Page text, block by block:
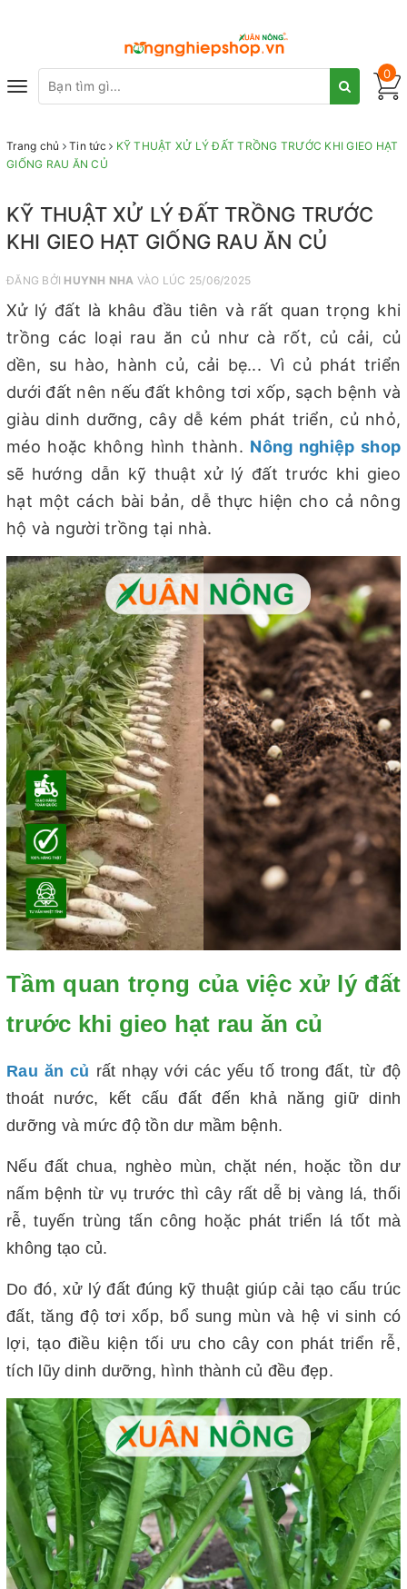
Toggle
0
Trang chủ Tin tức
KỸ THUẬT XỬ LÝ ĐẤT TRỒNG TRƯỚC KHI GIEO HẠT
GIỐNG RAU ĂN CỦ
KỸ THUẬT XỬ LÝ ĐẤT TRỒNG TRƯỚC
KHI GIEO HẠT GIỐNG RAU ĂN CỦ
ĐĂNG BỞI HUYNH NHA VÀO LÚC 25/06/2025
Xử lý đất là khâu đầu tiên và rất quan trọng khi
trồng các loại rau ăn củ như cà rốt, củ cải, củ
dền, su hào, hành củ, cải bẹ... Vì củ phát triển
dưới đất nên nếu đất không tơi xốp, sạch bệnh và
giàu dinh dưỡng, cây dễ kém phát triển, củ nhỏ,
méo hoặc không hình thành. Nông nghiệp shop
sẽ hướng dẫn kỹ thuật xử lý đất trước khi gieo
hạt một cách bài bản, dễ thực hiện cho cả nông
hộ và người trồng tại nhà.
Tầm quan trọng của việc xử lý đất
trước khi gieo hạt rau ăn củ
Rau ăn củ rất nhạy với các yếu tố trong đất, từ độ
thoát nước, kết cấu đất đến khả năng giữ dinh
dưỡng và mức độ tồn dư mầm bệnh.
Nếu đất chua, nghèo mùn, chặt nén, hoặc tồn dư
nấm bệnh từ vụ trước thì cây rất dễ bị vàng lá, thối
rễ, tuyến trùng tấn công hoặc phát triển lá tốt mà
không tạo củ.
Do đó, xử lý đất đúng kỹ thuật giúp cải tạo cấu trúc
đất, tăng độ tơi xốp, bổ sung mùn và hệ vi sinh có
lợi, tạo điều kiện tối ưu cho cây con phát triển rễ,
tích lũy dinh dưỡng, hình thành củ đều đẹp.